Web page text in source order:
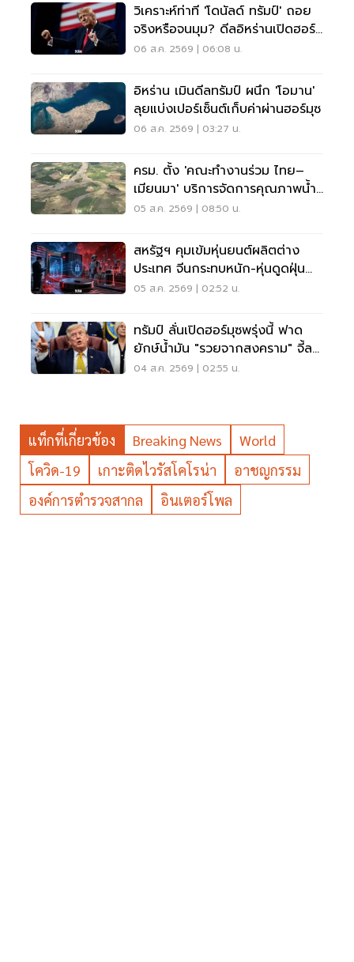
วิเคราะห์ท่าที 'โดนัลด์ ทรัมป์' ถอย
จริงหรือจนมุม? ดีลอิหร่านเปิดฮอร์
มุซ
06 ส.ค. 2569 | 06:08 น.
อิหร่าน เมินดีลทรัมป์ ผนึก 'โอมาน'
ลุยแบ่งเปอร์เซ็นต์เก็บค่าผ่านฮอร์มุซ
06 ส.ค. 2569 | 03:27 น.
ครม. ตั้ง 'คณะทำงานร่วม ไทย–
เมียนมา' บริการจัดการคุณภาพน้ำ
ข้ามแดน
05 ส.ค. 2569 | 08:50 น.
สหรัฐฯ คุมเข้มหุ่นยนต์ผลิตต่าง
ประเทศ จีนกระทบหนัก-หุ่นดูดฝุ่น
โดนด้วย
05 ส.ค. 2569 | 02:52 น.
ทรัมป์ ลั่นเปิดฮอร์มุซพรุ่งนี้ ฟาด
ยักษ์น้ำมัน "รวยจากสงคราม" จี้ลด
ราคาด่วน
04 ส.ค. 2569 | 02:55 น.
แท็กที่เกี่ยวข้อง Breaking News
World
โควิด-19
เกาะติดไวรัสโคโรน่า
อาชญกรรม
องค์การตำรวจสากล
อินเตอร์โพล